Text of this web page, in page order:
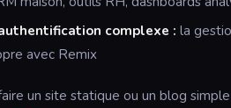
complexe : la
avec Remix
un site statique ou un blog